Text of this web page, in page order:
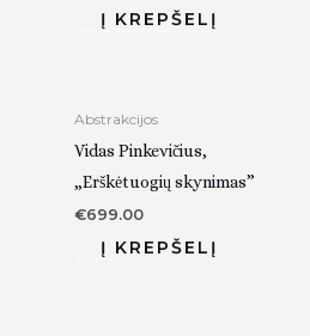
Abstrakcijos
Vidas Pinkevičius,
„Erškėtuogių skynimas”
€699.00